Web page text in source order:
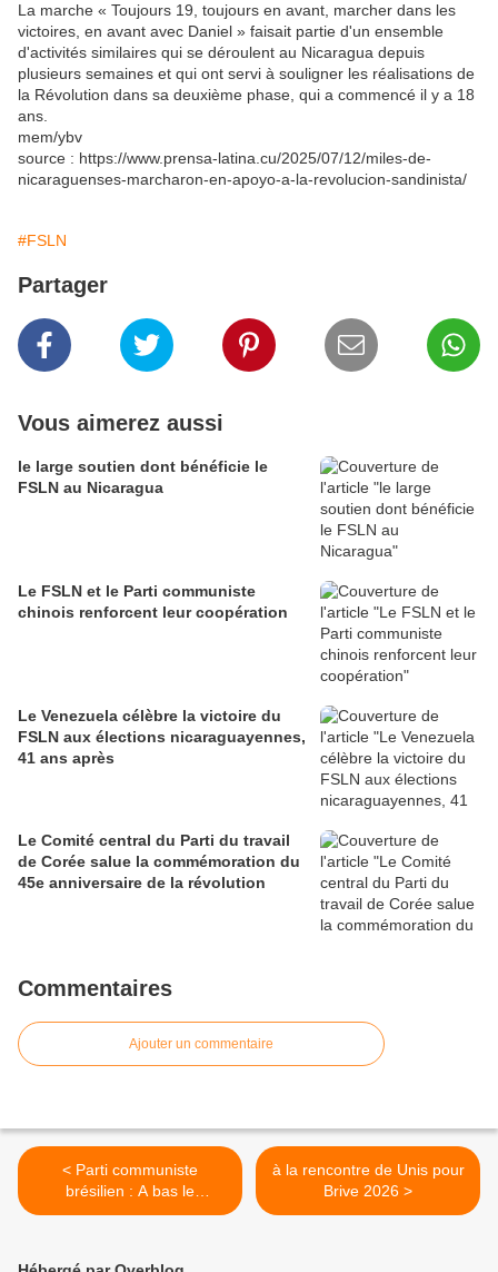
La marche « Toujours 19, toujours en avant, marcher dans les
victoires, en avant avec Daniel » faisait partie d'un ensemble
d'activités similaires qui se déroulent au Nicaragua depuis
plusieurs semaines et qui ont servi à souligner les réalisations de
la Révolution dans sa deuxième phase, qui a commencé il y a 18
ans.
mem/ybv
source : https://www.prensa-latina.cu/2025/07/12/miles-de-
nicaraguenses-marcharon-en-apoyo-a-la-revolucion-sandinista/
#FSLN
Partager
Vous aimerez aussi
le large soutien dont bénéficie le
FSLN au Nicaragua
Le FSLN et le Parti communiste
chinois renforcent leur coopération
Le Venezuela célèbre la victoire du
FSLN aux élections nicaraguayennes,
41 ans après
Le Comité central du Parti du travail
de Corée salue la commémoration du
45e anniversaire de la révolution
Commentaires
Ajouter un commentaire
< Parti communiste
brésilien : A bas le
chantage impérialiste !
à la rencontre de Unis pour
Brive 2026 >